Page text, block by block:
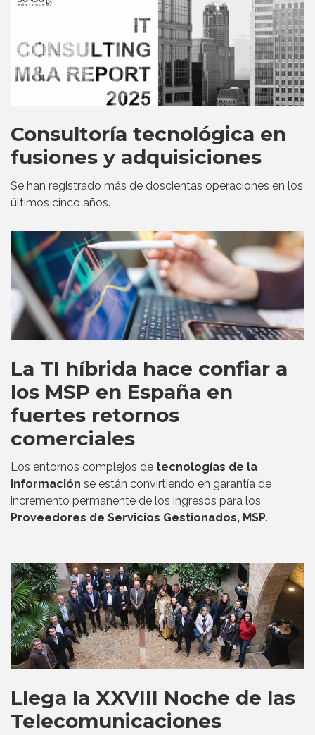
Consultoría tecnológica en
fusiones y adquisiciones
Se han registrado más de doscientas operaciones en los
últimos cinco años.
La TI híbrida hace confiar a
los MSP en España en
fuertes retornos
comerciales
Los entornos complejos de tecnologías de la
información se están convirtiendo en garantía de
incremento permanente de los ingresos para los
Proveedores de Servicios Gestionados, MSP.
Llega la XXVIII Noche de las
Telecomunicaciones